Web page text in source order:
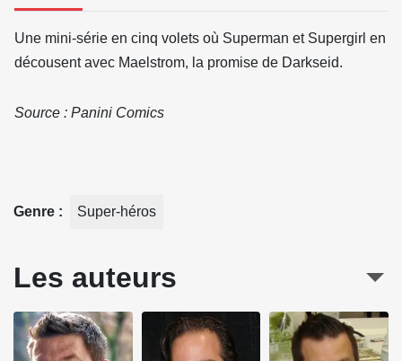
Une mini-série en cinq volets où Superman et Supergirl en
décousent avec Maelstrom, la promise de Darkseid.
Source : Panini Comics
Genre Super-héros
Les auteurs